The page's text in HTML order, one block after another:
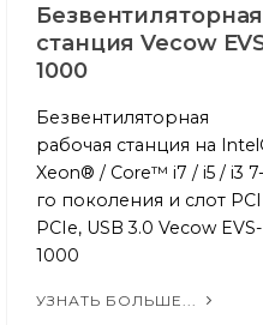
Безвентиляторная
станция Vecow
1000
Безвентиляторная
рабочая станция на
Xeon® / Core™ i7 / i5 / i3 7-
го поколения и слот
PCIe, USB 3.0 Vecow EVS-
1000
УЗНАТЬ БОЛЬШЕ...